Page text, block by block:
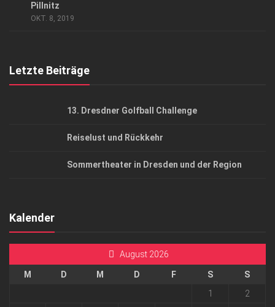
Pillnitz
OKT. 8, 2019
Letzte Beiträge
13. Dresdner Golfball Challenge
Reiselust und Rückkehr
Sommertheater in Dresden und der Region
Kalender
August 2026
M D M D F S
S
1
2